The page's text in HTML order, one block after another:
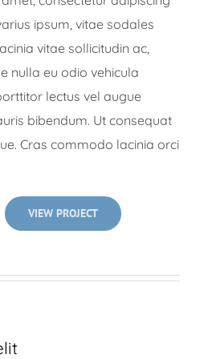
ipsum, vitae sodales
vitae sollicitudin ac,
nulla eu odio vehicula
lectus vel augue
bibendum. Ut consequat
Cras commodo lacinia orci
VIEW PROJECT